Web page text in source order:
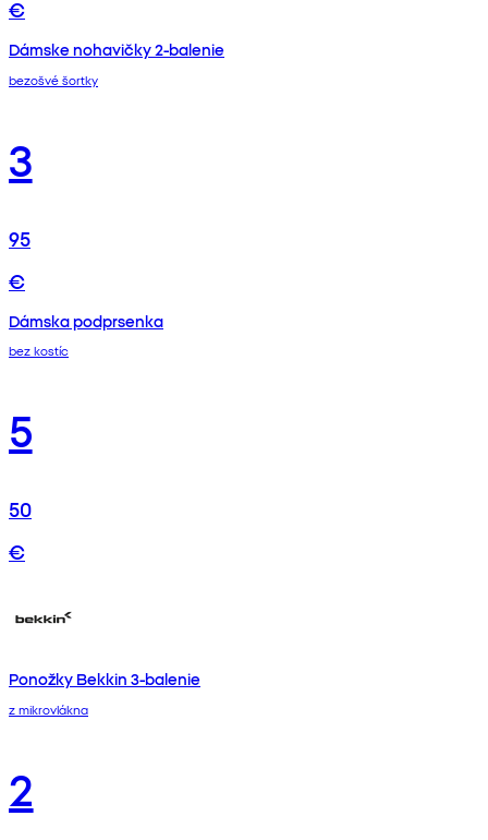
€
Dámske nohavičky 2-balenie
bezošvé šortky
3
95
€
Dámska podprsenka
bez kostíc
5
50
€
Ponožky Bekkin 3-balenie
z mikrovlákna
2